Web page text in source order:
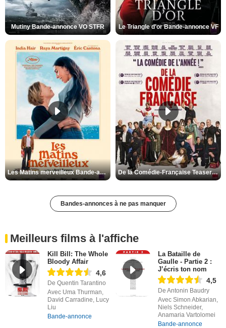
Mutiny Bande-annonce VO STFR Le Triangle d'or Bande-annonce VF
Les Matins merveilleux Bande-annonce VF De la Comédie-Française Teaser VF
Bandes-annonces à ne pas manquer
Meilleurs films à l'affiche
Kill Bill: The Whole
Bloody Affair
4,6
De Quentin Tarantino
Avec Uma Thurman,
David Carradine, Lucy
Liu
Bande-annonce
La Bataille de
Gaulle - Partie 2 :
J’écris ton nom
4,5
De Antonin Baudry
Avec Simon Abkarian,
Niels Schneider,
Anamaria Vartolomei
Bande-annonce